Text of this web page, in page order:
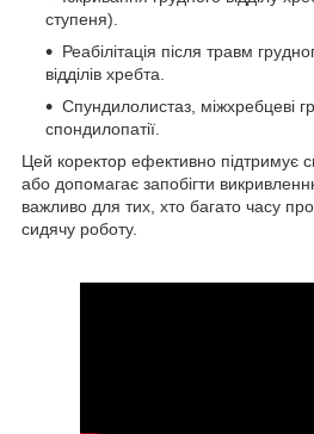
ступеня).
Реабілітація після травм
відділів хребта.
Спундилолистаз, міжхребцеві
спондилопатії.
Цей коректор ефективно підтримує
або допомагає запобігти
важливо для тих, хто багато часу
сидячу роботу.